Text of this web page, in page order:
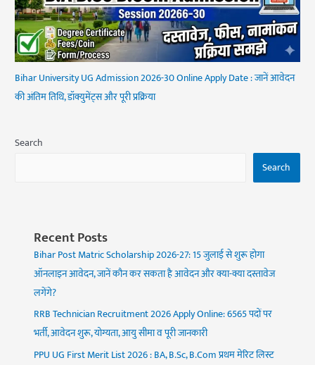
Bihar University UG Admission 2026-30 Online Apply Date : जानें आवेदन
की अंतिम तिथि, डॉक्युमेंट्स और पूरी प्रक्रिया
Search
Search
Recent Posts
Bihar Post Matric Scholarship 2026-27: 15 जुलाई से शुरू होगा
ऑनलाइन आवेदन, जानें कौन कर सकता है आवेदन और क्या-क्या दस्तावेज
लगेंगे?
RRB Technician Recruitment 2026 Apply Online: 6565 पदों पर
भर्ती, आवेदन शुरू, योग्यता, आयु सीमा व पूरी जानकारी
PPU UG First Merit List 2026 : BA, B.Sc, B.Com प्रथम मेरिट लिस्ट